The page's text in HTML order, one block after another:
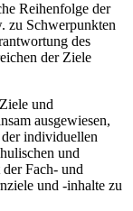
Reihenfolge der
zu Schwerpunkten
des
der Ziele
und
ausgewiesen,
individuellen
und
Fach- und
und -inhalte zu